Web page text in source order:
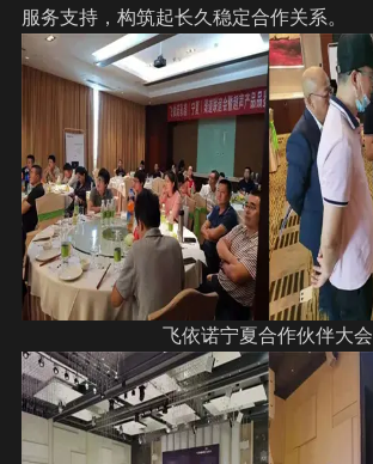
服务支持，构筑起长久稳定合作关系。
飞依诺宁夏合作伙伴大会